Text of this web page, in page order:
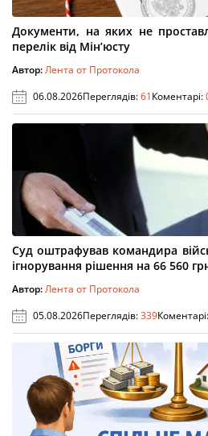
Документи, на яких не
перелік від Мін’юсту
Автор:Лента от Протокола
06.08.2026Переглядів:61Коментарі:
Суд оштрафував командира
ігнорування рішення на 66 560
Автор:Лента от Протокола
05.08.2026Переглядів:339Коментарі: